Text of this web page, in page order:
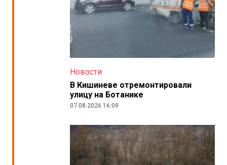
Новости
В Кишиневе отремонтировали
улицу на Ботанике
07.08.2026 16:09